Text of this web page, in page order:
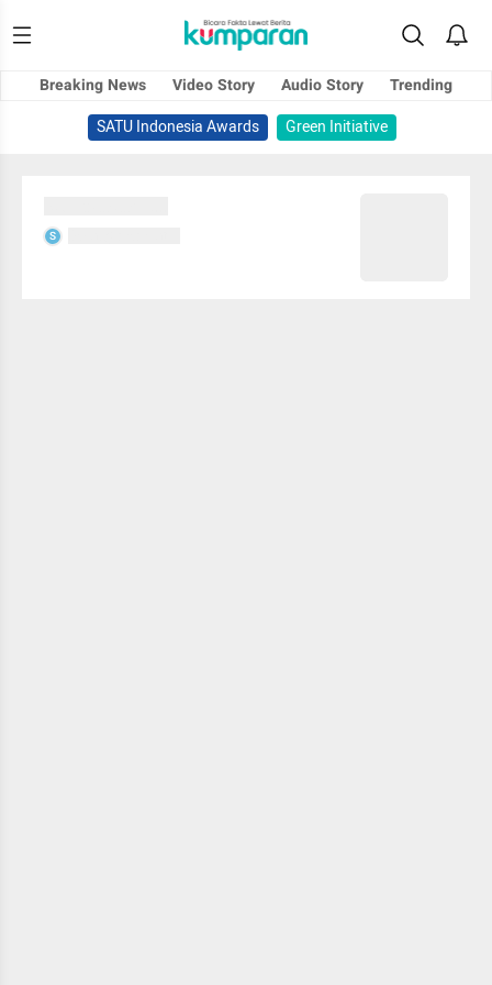
Breaking News Video Story Audio Story
Trending
SATU Indonesia Awards
Green Initiative
S